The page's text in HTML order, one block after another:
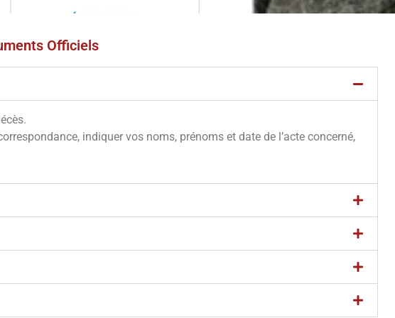
Officiels
indiquer vos noms, prénoms et date de l’acte concerné,